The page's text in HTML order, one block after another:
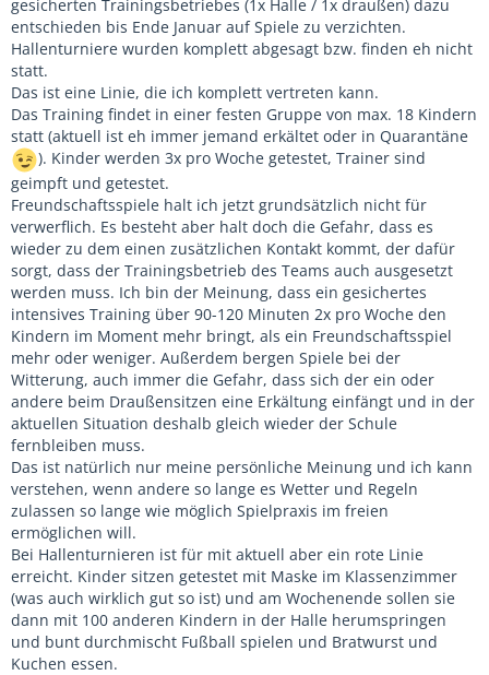
gesicherten Trainingsbetriebes (1x Halle / 1x draußen) dazu
entschieden bis Ende Januar auf Spiele zu verzichten.
Hallenturniere wurden komplett abgesagt bzw. finden eh nicht
statt.
Das ist eine Linie, die ich komplett vertreten kann.
Das Training findet in einer festen Gruppe von max. 18 Kindern
statt (aktuell ist eh immer jemand erkältet oder in Quarantäne
). Kinder werden 3x pro Woche getestet, Trainer sind
geimpft und getestet.
Freundschaftsspiele halt ich jetzt grundsätzlich nicht für
verwerflich. Es besteht aber halt doch die Gefahr, dass es
wieder zu dem einen zusätzlichen Kontakt kommt, der dafür
sorgt, dass der Trainingsbetrieb des Teams auch ausgesetzt
werden muss. Ich bin der Meinung, dass ein gesichertes
intensives Training über 90-120 Minuten 2x pro Woche den
Kindern im Moment mehr bringt, als ein Freundschaftsspiel
mehr oder weniger. Außerdem bergen Spiele bei der
Witterung, auch immer die Gefahr, dass sich der ein oder
andere beim Draußensitzen eine Erkältung einfängt und in der
aktuellen Situation deshalb gleich wieder der Schule
fernbleiben muss.
Das ist natürlich nur meine persönliche Meinung und ich kann
verstehen, wenn andere so lange es Wetter und Regeln
zulassen so lange wie möglich Spielpraxis im freien
ermöglichen will.
Bei Hallenturnieren ist für mit aktuell aber ein rote Linie
erreicht. Kinder sitzen getestet mit Maske im Klassenzimmer
(was auch wirklich gut so ist) und am Wochenende sollen sie
dann mit 100 anderen Kindern in der Halle herumspringen
und bunt durchmischt Fußball spielen und Bratwurst und
Kuchen essen.